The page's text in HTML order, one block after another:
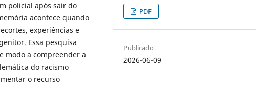
policial após sair do
acontece quando
experiências e
Essa pesquisa
modo a compreender a
do racismo
o recurso
PDF
Publicado
2026-06-09